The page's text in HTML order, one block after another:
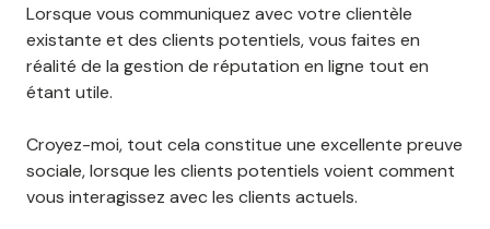
Lorsque vous communiquez avec votre clientèle
existante et des clients potentiels, vous faites en
réalité de la gestion de réputation en ligne tout en
étant utile.
Croyez-moi, tout cela constitue une excellente preuve
sociale, lorsque les clients potentiels voient comment
vous interagissez avec les clients actuels.